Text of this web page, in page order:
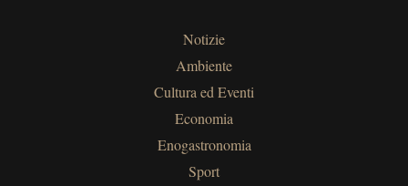
Notizie
Ambiente
Cultura ed Eventi
Economia
Enogastronomia
Sport